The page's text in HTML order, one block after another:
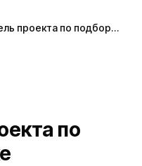
проекта по подбор…
по